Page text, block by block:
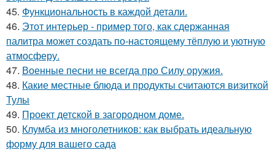
45. Функциональность в каждой детали.
46. Этот интерьер - пример того, как сдержанная
палитра может создать по-настоящему тёплую и уютную
атмосферу.
47. Военные песни не всегда про Силу оружия.
48. Какие местные блюда и продукты считаются визиткой
Тулы
49. Проект детской в загородном доме.
50. Клумба из многолетников: как выбрать идеальную
форму для вашего сада